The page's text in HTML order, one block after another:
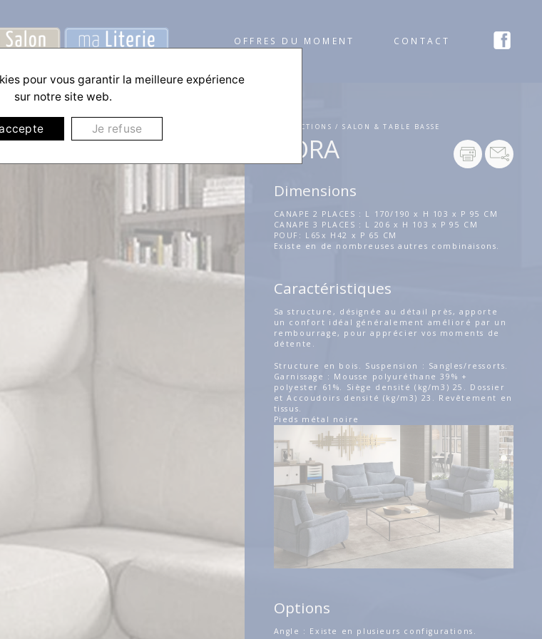
OFFRES DU MOMENT CONTACT
COLLECTIONS / SALON & TABLE BASSE
BORA
Dimensions
CANAPE 2 PLACES : L 170/190 x H 103 x P 95 CM
CANAPE 3 PLACES : L 206 x H 103 x P 95 CM
POUF: L65x H42 x P 65 CM
Existe en de nombreuses autres combinaisons.
Caractéristiques
Sa structure, désignée au détail près, apporte
un confort idéal généralement amélioré par un
rembourrage, pour apprécier vos moments de
détente.
Structure en bois. Suspension : Sangles/ressorts.
Garnissage : Mousse polyuréthane 39% +
polyester 61%. Siège densité (kg/m3) 25. Dossier
et Accoudoirs densité (kg/m3) 23. Revêtement en
tissus.
Pieds métal noire
Options
Angle : Existe en plusieurs configurations.
pour vous garantir la meilleure expérience
sur notre site web.
Je refuse